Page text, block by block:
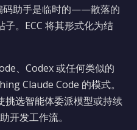
码助手是临时的——散落的
。ECC 将其形式化为结
、Codex 或任何类似的
Claude Code 的模式。
选智能体委派模型或持续
开发工作流。